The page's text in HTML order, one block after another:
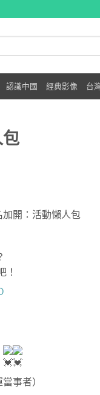
認識中國 經典影像 台
加開：活動懶人包
！
事者）